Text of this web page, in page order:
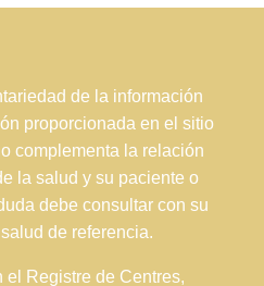
de la información
proporcionada en el sitio
complementa la relación
la salud y su paciente o
debe consultar con su
de referencia.
el Registre de Centres,